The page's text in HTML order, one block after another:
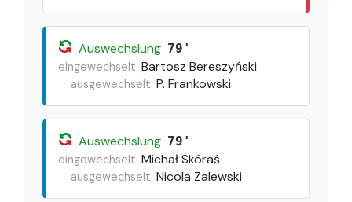
Auswechslung 79'
eingewechselt: Bartosz Bereszyński
ausgewechselt: P. Frankowski
Auswechslung 79'
eingewechselt: Michał Skóraś
ausgewechselt: Nicola Zalewski